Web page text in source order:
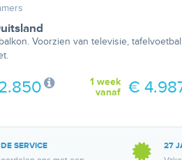
Voorzien van televisie,
1 week
vanaf
€
SERVICE
27